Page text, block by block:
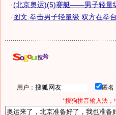
·(北京奥运)(5)赛艇——男子轻量
·图文:拳击男子轻量级 双方在拳
用户： 匿
*搜狗拼音输入法，